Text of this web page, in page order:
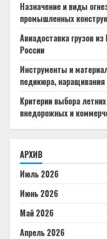
Назначение и виды
промышленных
Авиадоставка грузов
России
Инструменты и
педикюра,
Критерии выбора
внедорожных и
АРХИВ
Июль 2026
Июнь 2026
Май 2026
Апрель 2026